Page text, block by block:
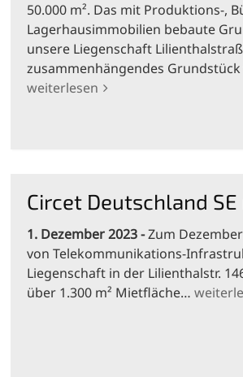
50.000 m². Das mit Produktions-,
Lagerhausimmobilien bebaute
unsere Liegenschaft
zusammenhängendes
weiterlesen
Circet Deutschland
1. Dezember 2023 Zum
von Telekommunikations-
Liegenschaft in der Lilienthalstr.
über 1.300 m² Mietfläche…